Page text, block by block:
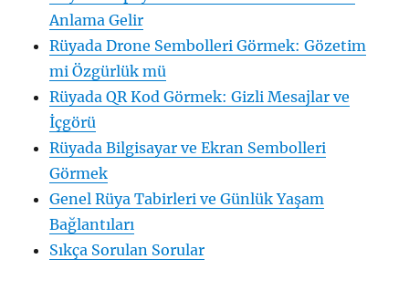
Anlama Gelir
Rüyada Drone Sembolleri Görmek: Gözetim
mi Özgürlük mü
Rüyada QR Kod Görmek: Gizli Mesajlar ve
İçgörü
Rüyada Bilgisayar ve Ekran Sembolleri
Görmek
Genel Rüya Tabirleri ve Günlük Yaşam
Bağlantıları
Sıkça Sorulan Sorular